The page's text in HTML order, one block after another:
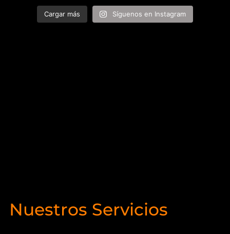
Cargar más Síguenos en Instagram
Nuestros Servicios